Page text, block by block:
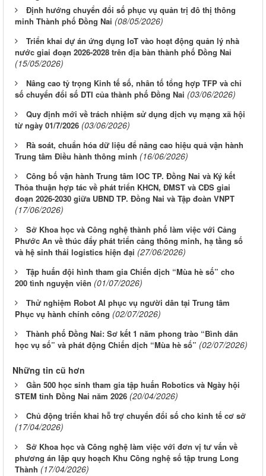
Định hướng chuyển đổi số phục vụ quản trị đô thị thông
minh Thành phố Đồng Nai (08/05/2026)
Triển khai dự án ứng dụng IoT vào hoạt động quản lý nhà
nước giai đoạn 2026-2028 trên địa bàn thành phố Đồng Nai
(15/05/2026)
Nâng cao tỷ trọng Kinh tế số, nhân tố tổng hợp TFP và chỉ
số chuyển đổi số DTI của thành phố Đồng Nai (03/06/2026)
Quy định mới về trách nhiệm sử dụng dịch vụ mạng xã hội
từ ngày 01/7/2026 (03/06/2026)
Rà soát, chuẩn hóa dữ liệu để nâng cao hiệu quả vận hành
Trung tâm Điều hành thông minh (16/06/2026)
Công bố vận hành Trung tâm IOC TP. Đồng Nai và Ký kết
Thỏa thuận hợp tác về phát triển KHCN, ĐMST và CĐS giai
đoạn 2026-2030 giữa UBND TP. Đồng Nai và Tập đoàn VNPT
(17/06/2026)
Sở Khoa học và Công nghệ thành phố làm việc với Cảng
Phước An về thúc đẩy phát triển cảng thông minh, hạ tầng số
và hệ sinh thái logistics hiện đại (27/06/2026)
Tập huấn đội hình tham gia Chiến dịch “Mùa hè số” cho
200 tình nguyện viên (01/07/2026)
Thử nghiệm Robot AI phục vụ người dân tại Trung tâm
Phục vụ hành chính công (02/07/2026)
Thành phố Đồng Nai: Sơ kết 1 năm phong trào “Bình dân
học vụ số” và phát động Chiến dịch “Mùa hè số” (02/07/2026)
Những tin cũ hơn
Gần 500 học sinh tham gia tập huấn Robotics và Ngày hội
STEM tỉnh Đồng Nai năm 2026 (20/04/2026)
Chủ động triển khai hỗ trợ chuyển đổi số cho kinh tế cơ sở
(17/04/2026)
Sở Khoa học và Công nghệ làm việc với đơn vị tư vấn về
phương án lập quy hoạch Khu Công nghệ số tập trung Long
Thành (17/04/2026)